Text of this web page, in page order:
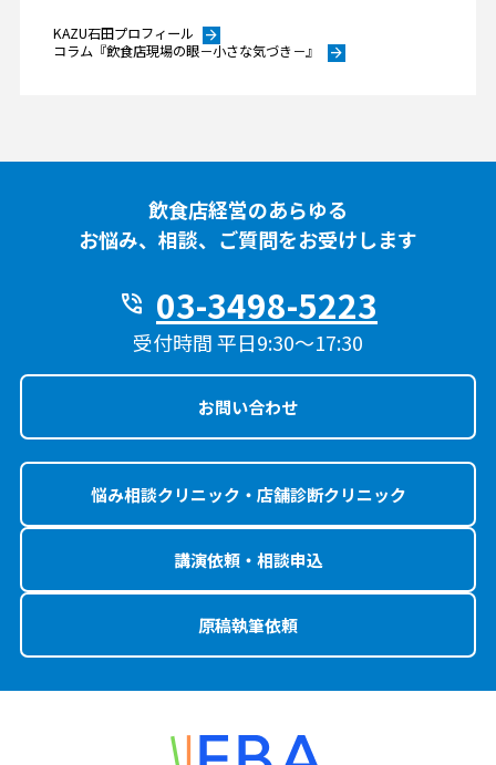
KAZU石田プロフィール arrow_forward
コラム『飲食店現場の眼－小さな気づき－』 arrow_forward
飲食店経営のあらゆる
お悩み、相談、ご質問をお受けします
phone_in_talk 03-3498-5223
受付時間 平日9:30〜17:30
お問い合わせ
悩み相談クリニック・店舗診断クリニック
講演依頼・相談申込
原稿執筆依頼